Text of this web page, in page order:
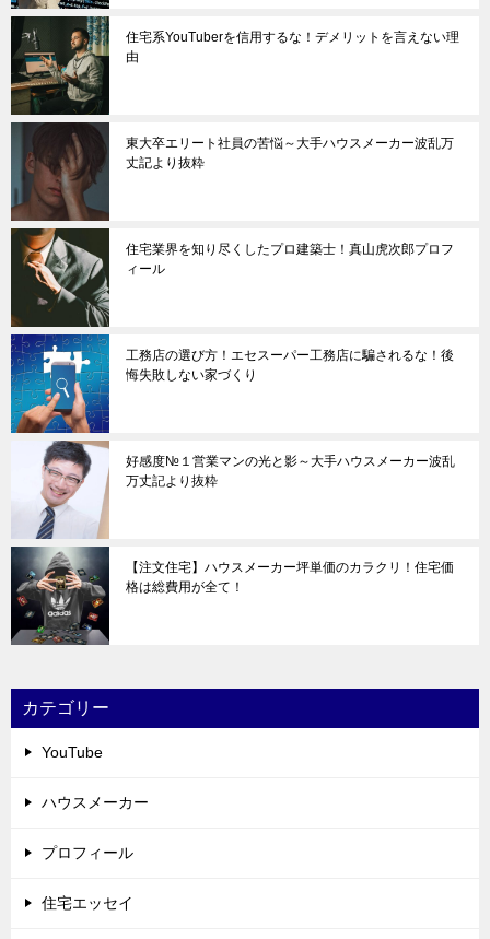
住宅系YouTuberを信用するな！デメリットを言えない理
由
東大卒エリート社員の苦悩～大手ハウスメーカー波乱万
丈記より抜粋
住宅業界を知り尽くしたプロ建築士！真山虎次郎プロフ
ィール
工務店の選び方！エセスーパー工務店に騙されるな！後
悔失敗しない家づくり
好感度№１営業マンの光と影～大手ハウスメーカー波乱
万丈記より抜粋
【注文住宅】ハウスメーカー坪単価のカラクリ！住宅価
格は総費用が全て！
カテゴリー
YouTube
ハウスメーカー
プロフィール
住宅エッセイ